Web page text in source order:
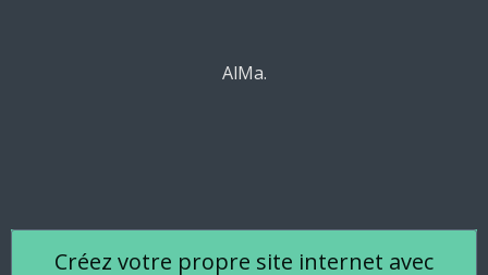
AlMa.
Créez votre propre site internet avec